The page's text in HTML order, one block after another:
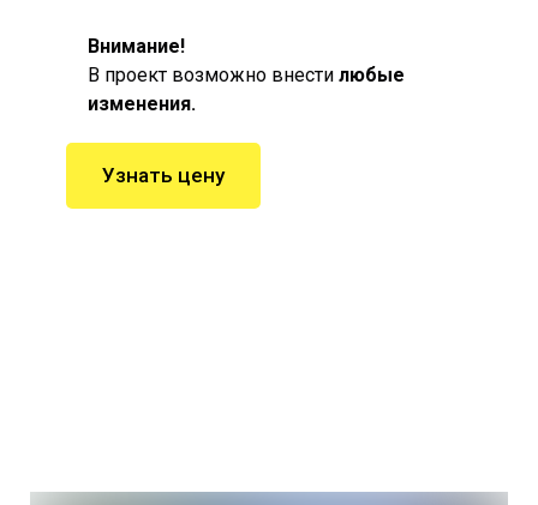
Внимание!
В проект возможно внести любые
изменения.
Узнать цену